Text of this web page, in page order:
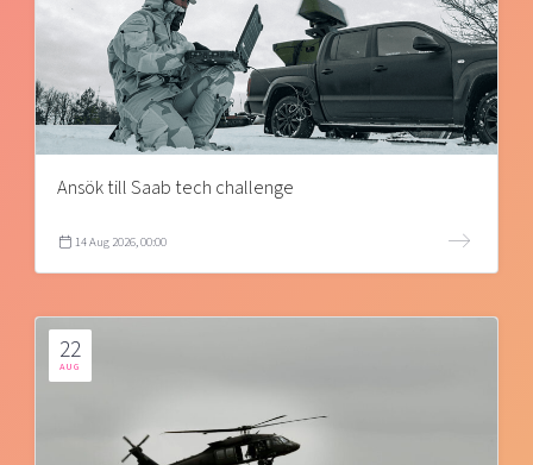
Ansök till Saab tech challenge
14 Aug 2026, 00:00
22
AUG